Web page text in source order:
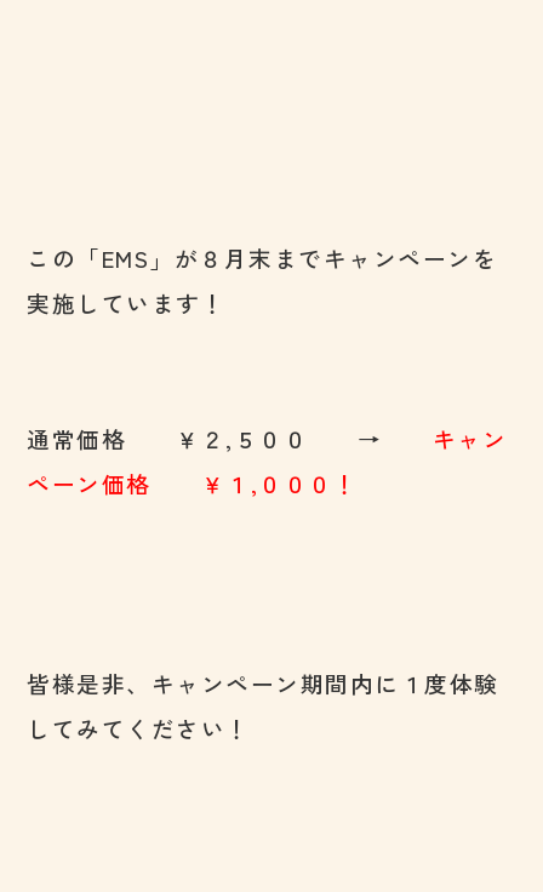
この「EMS」が８月末までキャンペーンを
実施しています！
通常価格 ￥２,５００ → キャン
ペーン価格 ￥１,０００！
皆様是非、キャンペーン期間内に１度体験
してみてください！